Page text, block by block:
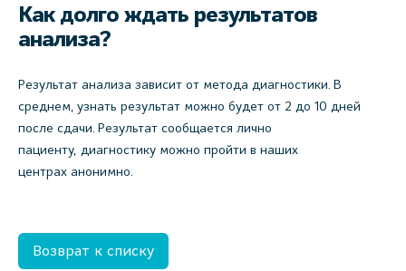
Как долго ждать результатов
анализа?
Результат анализа зависит от метода диагностики. В
среднем, узнать результат можно будет от 2 до 10 дней
после сдачи. Результат сообщается лично
пациенту, диагностику можно пройти в наших
центрах анонимно.
Возврат к списку